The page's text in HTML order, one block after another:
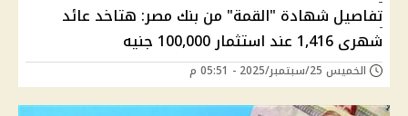
تفاصيل شهادة "القمة" من بنك مصر: هتاخد عائد
شهرى 1,416 عند استثمار 100,000 جنيه
الخميس 25/سبتمبر/2025 - 05:51 م